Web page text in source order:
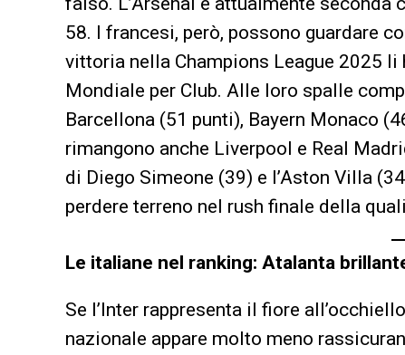
58. I francesi, però, possono guardare
vittoria nella Champions League 2025
Mondiale per Club. Alle loro spalle
Barcellona (51 punti), Bayern Monaco
rimangono anche Liverpool e Real
di Diego Simeone (39) e l’Aston Villa
perdere terreno nel rush finale della
Le italiane nel ranking: Atalanta
Se l’Inter rappresenta il fiore
nazionale appare molto meno